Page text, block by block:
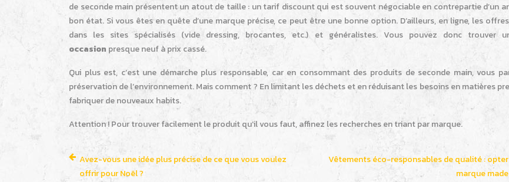
de seconde main présentent un atout de taille : un tarif discount qui est souvent négociable en contrepartie d’un
bon état. Si vous êtes en quête d’une marque précise, ce peut être une bonne option. D’ailleurs, en ligne, les
dans les sites spécialisés (vide dressing, brocantes, etc.) et généralistes. Vous pouvez donc trouver
occasion presque neuf à prix cassé.
Qui plus est, c’est une démarche plus responsable, car en consommant des produits de seconde main, vous
préservation de l’environnement. Mais comment ? En limitant les déchets et en réduisant les besoins en matières
fabriquer de nouveaux habits.
Attention ! Pour trouver facilement le produit qu’il vous faut, affinez les recherches en triant par marque.
Avez-vous une idée plus précise de ce que vous voulez
offrir pour Noël ?
Vêtements éco-responsables de qualité :
marque